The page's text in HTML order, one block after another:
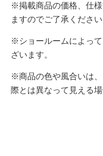
※掲載商品の価格、仕
ますのでご了承ください
※ショールームによっ
ざいます。
※商品の色や風合いは
際とは異なって見える場